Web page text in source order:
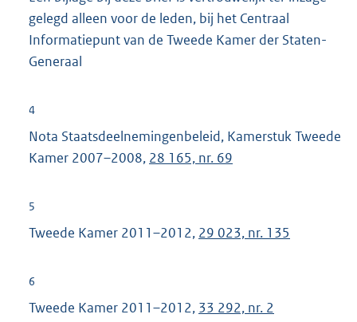
gelegd alleen voor de leden, bij het Centraal
Informatiepunt van de Tweede Kamer der Staten-
Generaal
4
Nota Staatsdeelnemingenbeleid, Kamerstuk Tweede
Kamer 2007–2008, 28 165, nr. 69
5
Tweede Kamer 2011–2012, 29 023, nr. 135
6
Tweede Kamer 2011–2012, 33 292, nr. 2